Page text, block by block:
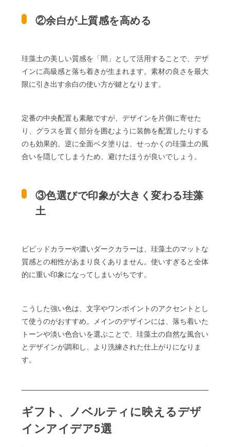
②余白が上質感を高める
珪藻土の美しい質感を「間」として活用することで、デザ
インに高級感と落ち着きが生まれます。素材の良さを最大
限に引き出す余白の使い方が鍵となります。
定番の中央配置も素敵ですが、デザインを片側に寄せた
り、グラスを置く部分を囲むように装飾を配置したりする
のも効果的。逆に全面ベタ塗りは、せっかくの珪藻土の風
合いを隠してしまうため、避けたほうが良いでしょう。
③色選びで印象が大きく変わる珪藻
土
ビビッドカラーや濃いダークカラーは、珪藻土のマットな
質感との相性があまり良くありません。使いすぎると全体
的に重い印象になってしまいがちです。
こうした強い色は、文字やワンポイントのアクセントとし
て使うのがおすすめ。メインのデザインには、落ち着いた
トーンや淡い色合いを選ぶことで、珪藻土の自然な風合い
とデザインが調和し、より洗練された仕上がりになりま
す。
ギフト、ノベルティに映えるデザ
インアイデア5選